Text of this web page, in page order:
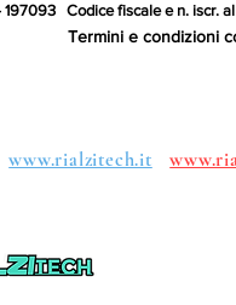
Codice fiscale e n. iscr. al
€ Termini e condizioni
www.rialzitech.it